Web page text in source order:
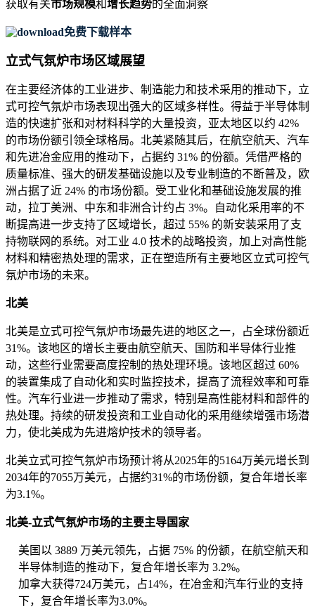
获取有关市场规模和增长趋势的全面洞察
免费下载样本
立式气氛炉市场区域展望
在主要经济体的工业进步、制造能力和技术采用的推动下，立
式可控气氛炉市场表现出强大的区域多样性。得益于半导体制
造的快速扩张和对材料科学的大量投资，亚太地区以约 42%
的市场份额引领全球格局。北美紧随其后，在航空航天、汽车
和先进冶金应用的推动下，占据约 31% 的份额。凭借严格的
质量标准、强大的研发基础设施以及专业制造的不断普及，欧
洲占据了近 24% 的市场份额。受工业化和基础设施发展的推
动，拉丁美洲、中东和非洲合计约占 3%。自动化采用率的不
断提高进一步支持了区域增长，超过 55% 的新安装采用了支
持物联网的系统。对工业 4.0 技术的战略投资，加上对高性能
材料和精密热处理的需求，正在塑造所有主要地区立式可控气
氛炉市场的未来。
北美
北美是立式可控气氛炉市场最先进的地区之一，占全球份额近
31%。该地区的增长主要由航空航天、国防和半导体行业推
动，这些行业需要高度控制的热处理环境。该地区超过 60%
的装置集成了自动化和实时监控技术，提高了流程效率和可靠
性。汽车行业进一步推动了需求，特别是高性能材料和部件的
热处理。持续的研发投资和工业自动化的采用继续增强市场潜
力，使北美成为先进熔炉技术的领导者。
北美立式可控气氛炉市场预计将从2025年的5164万美元增长到
2034年的7055万美元，占据约31%的市场份额，复合年增长率
为3.1%。
北美-立式气氛炉市场的主要主导国家
美国以 3889 万美元领先，占据 75% 的份额，在航空航天和
半导体制造的推动下，复合年增长率为 3.2%。
加拿大获得724万美元，占14%，在冶金和汽车行业的支持
下，复合年增长率为3.0%。